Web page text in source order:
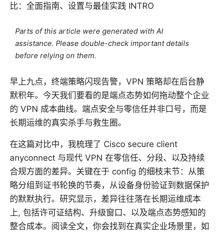
比：全面指南、设置与最佳实践 INTRO
Parts of this article were generated with AI
assistance. Please double-check important details
before relying on them.
早上九点，终端策略闪现告警，VPN 策略却在后台静
默积年。今天我们要看的是端点态势如何拖动整个企业
的 VPN 成本曲线。端点安全与零信任并非口号，而是
长期运维的真实杀手与救生圈。
在这篇对比中，我梳理了 Cisco secure client
anyconnect 与现代 VPN 在零信任、分段、以及持续
合规方面的差异。关键在于 config 的细枝末节：从策
略分组到证书轮换的节奏，从设备身份验证到数据保护
的默默执行。研究显示，差异往往落在长期运维成本
上, 包括许可证结构、升级窗口、以及端点态势感知的
整合成本。阅读全文，你会找到在真实企业场景里，如